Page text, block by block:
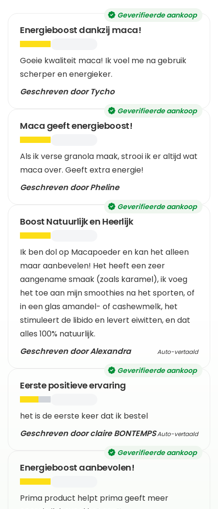
Geverifieerde aankoop
Energieboost dankzij maca!
Goeie kwaliteit maca! Ik voel me na gebruik
scherper en energieker.
Geschreven door Tycho
Geverifieerde aankoop
Maca geeft energieboost!
Als ik verse granola maak, strooi ik er altijd wat
maca over. Geeft extra energie!
Geschreven door Pheline
Geverifieerde aankoop
Boost Natuurlijk en Heerlijk
Ik ben dol op Macapoeder en kan het alleen
maar aanbevelen! Het heeft een zeer
aangename smaak (zoals karamel), ik voeg
het toe aan mijn smoothies na het sporten, of
in een glas amandel- of cashewmelk, het
stimuleert de libido en levert eiwitten, en dat
alles 100% natuurlijk.
Geschreven door Alexandra
Auto-vertaald
Geverifieerde aankoop
Eerste positieve ervaring
het is de eerste keer dat ik bestel
Geschreven door claire BONTEMPSAuto-vertaald
Geverifieerde aankoop
Energieboost aanbevolen!
Prima product helpt prima geeft meer